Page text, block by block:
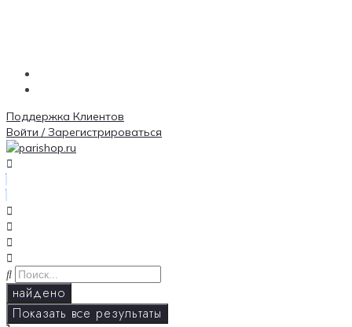
Поддержка Клиентов
Войти / Зарегистрироваться
найдено
Показать все результаты